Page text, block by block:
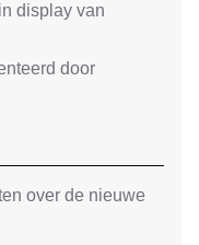
display van
door
over de nieuwe